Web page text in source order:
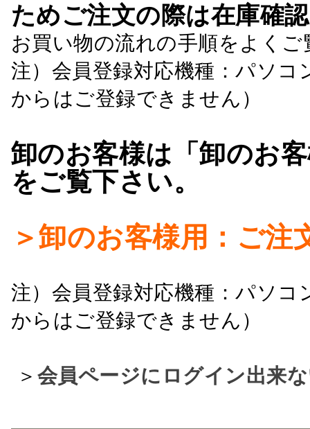
ためご注文の際は在庫確
お買い物の流れの手順をよくご
注）会員登録対応機種：パソ
からはご登録できません）
卸のお客様は「卸のお
をご覧下さい。
＞卸のお客様用：ご注
注）会員登録対応機種：パソ
からはご登録できません）
＞ 会員ページにログイン出来